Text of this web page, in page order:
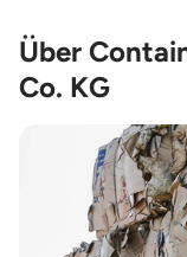
Über
Co. KG